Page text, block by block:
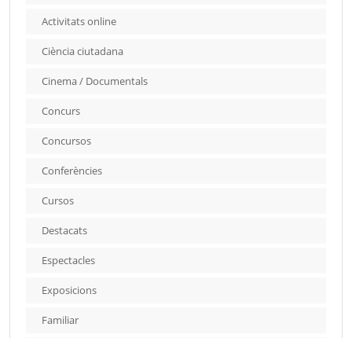
Activitats online
Ciència ciutadana
Cinema / Documentals
Concurs
Concursos
Conferències
Cursos
Destacats
Espectacles
Exposicions
Familiar